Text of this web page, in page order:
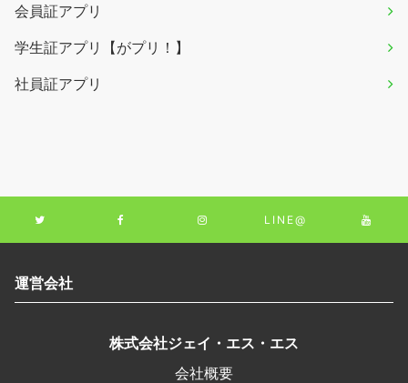
会員証アプリ
学生証アプリ【がプリ！】
社員証アプリ
LINE@
運営会社
株式会社ジェイ・エス・エス
会社概要